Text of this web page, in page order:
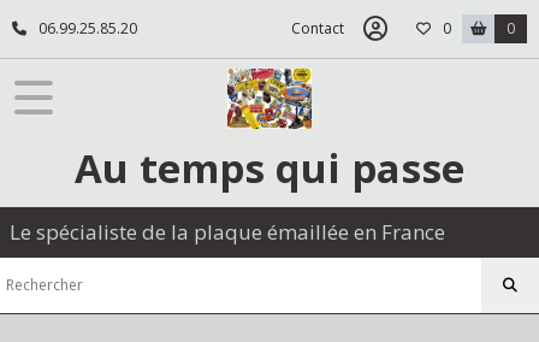
06.99.25.85.20 Contact 0 0
Au temps qui passe
Le spécialiste de la plaque émaillée en France